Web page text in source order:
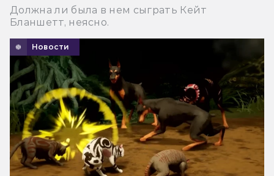
Должна ли была в нем сыграть Кейт
Бланшетт, неясно.
Новости